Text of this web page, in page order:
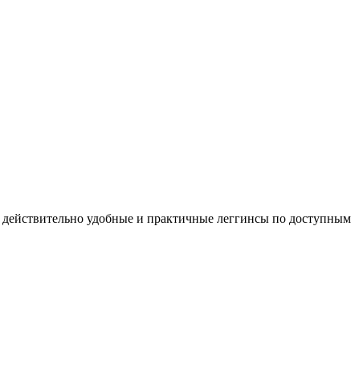
удобные и практичные леггинсы по доступным